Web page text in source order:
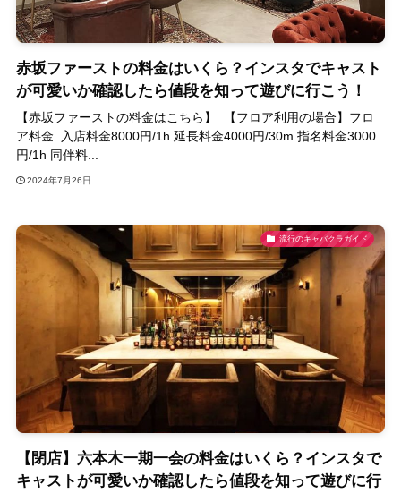
赤坂ファーストの料金はいくら？インスタでキャスト
が可愛いか確認したら値段を知って遊びに行こう！
【赤坂ファーストの料金はこちら】 【フロア利用の場合】フロ
ア料金 入店料金8000円/1h 延長料金4000円/30m 指名料金3000
円/1h 同伴料...
2024年7月26日
流行のキャバクラガイド
【閉店】六本木一期一会の料金はいくら？インスタで
キャストが可愛いか確認したら値段を知って遊びに行